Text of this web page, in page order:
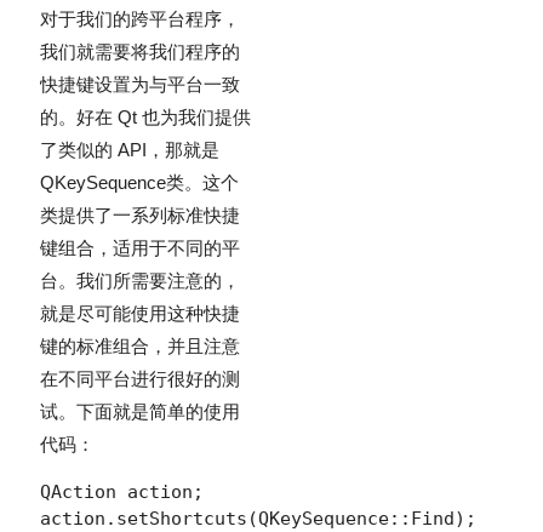
对于我们的跨平台程序，
我们就需要将我们程序的
快捷键设置为与平台一致
的。好在 Qt 也为我们提供
了类似的 API，那就是
QKeySequence类。这个
类提供了一系列标准快捷
键组合，适用于不同的平
台。我们所需要注意的，
就是尽可能使用这种快捷
键的标准组合，并且注意
在不同平台进行很好的测
试。下面就是简单的使用
代码：
QAction action;
action.setShortcuts(QKeySequence::Find);